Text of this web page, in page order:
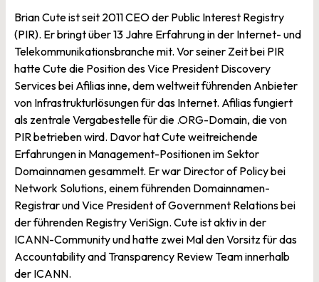
Brian Cute ist seit 2011 CEO der Public Interest Registry
(PIR). Er bringt über 13 Jahre Erfahrung in der Internet- und
Telekommunikationsbranche mit. Vor seiner Zeit bei PIR
hatte Cute die Position des Vice President Discovery
Services bei Afilias inne, dem weltweit führenden Anbieter
von Infrastrukturlösungen für das Internet. Afilias fungiert
als zentrale Vergabestelle für die .ORG-Domain, die von
PIR betrieben wird. Davor hat Cute weitreichende
Erfahrungen in Management-Positionen im Sektor
Domainnamen gesammelt. Er war Director of Policy bei
Network Solutions, einem führenden Domainnamen-
Registrar und Vice President of Government Relations bei
der führenden Registry VeriSign. Cute ist aktiv in der
ICANN-Community und hatte zwei Mal den Vorsitz für das
Accountability and Transparency Review Team innerhalb
der ICANN.